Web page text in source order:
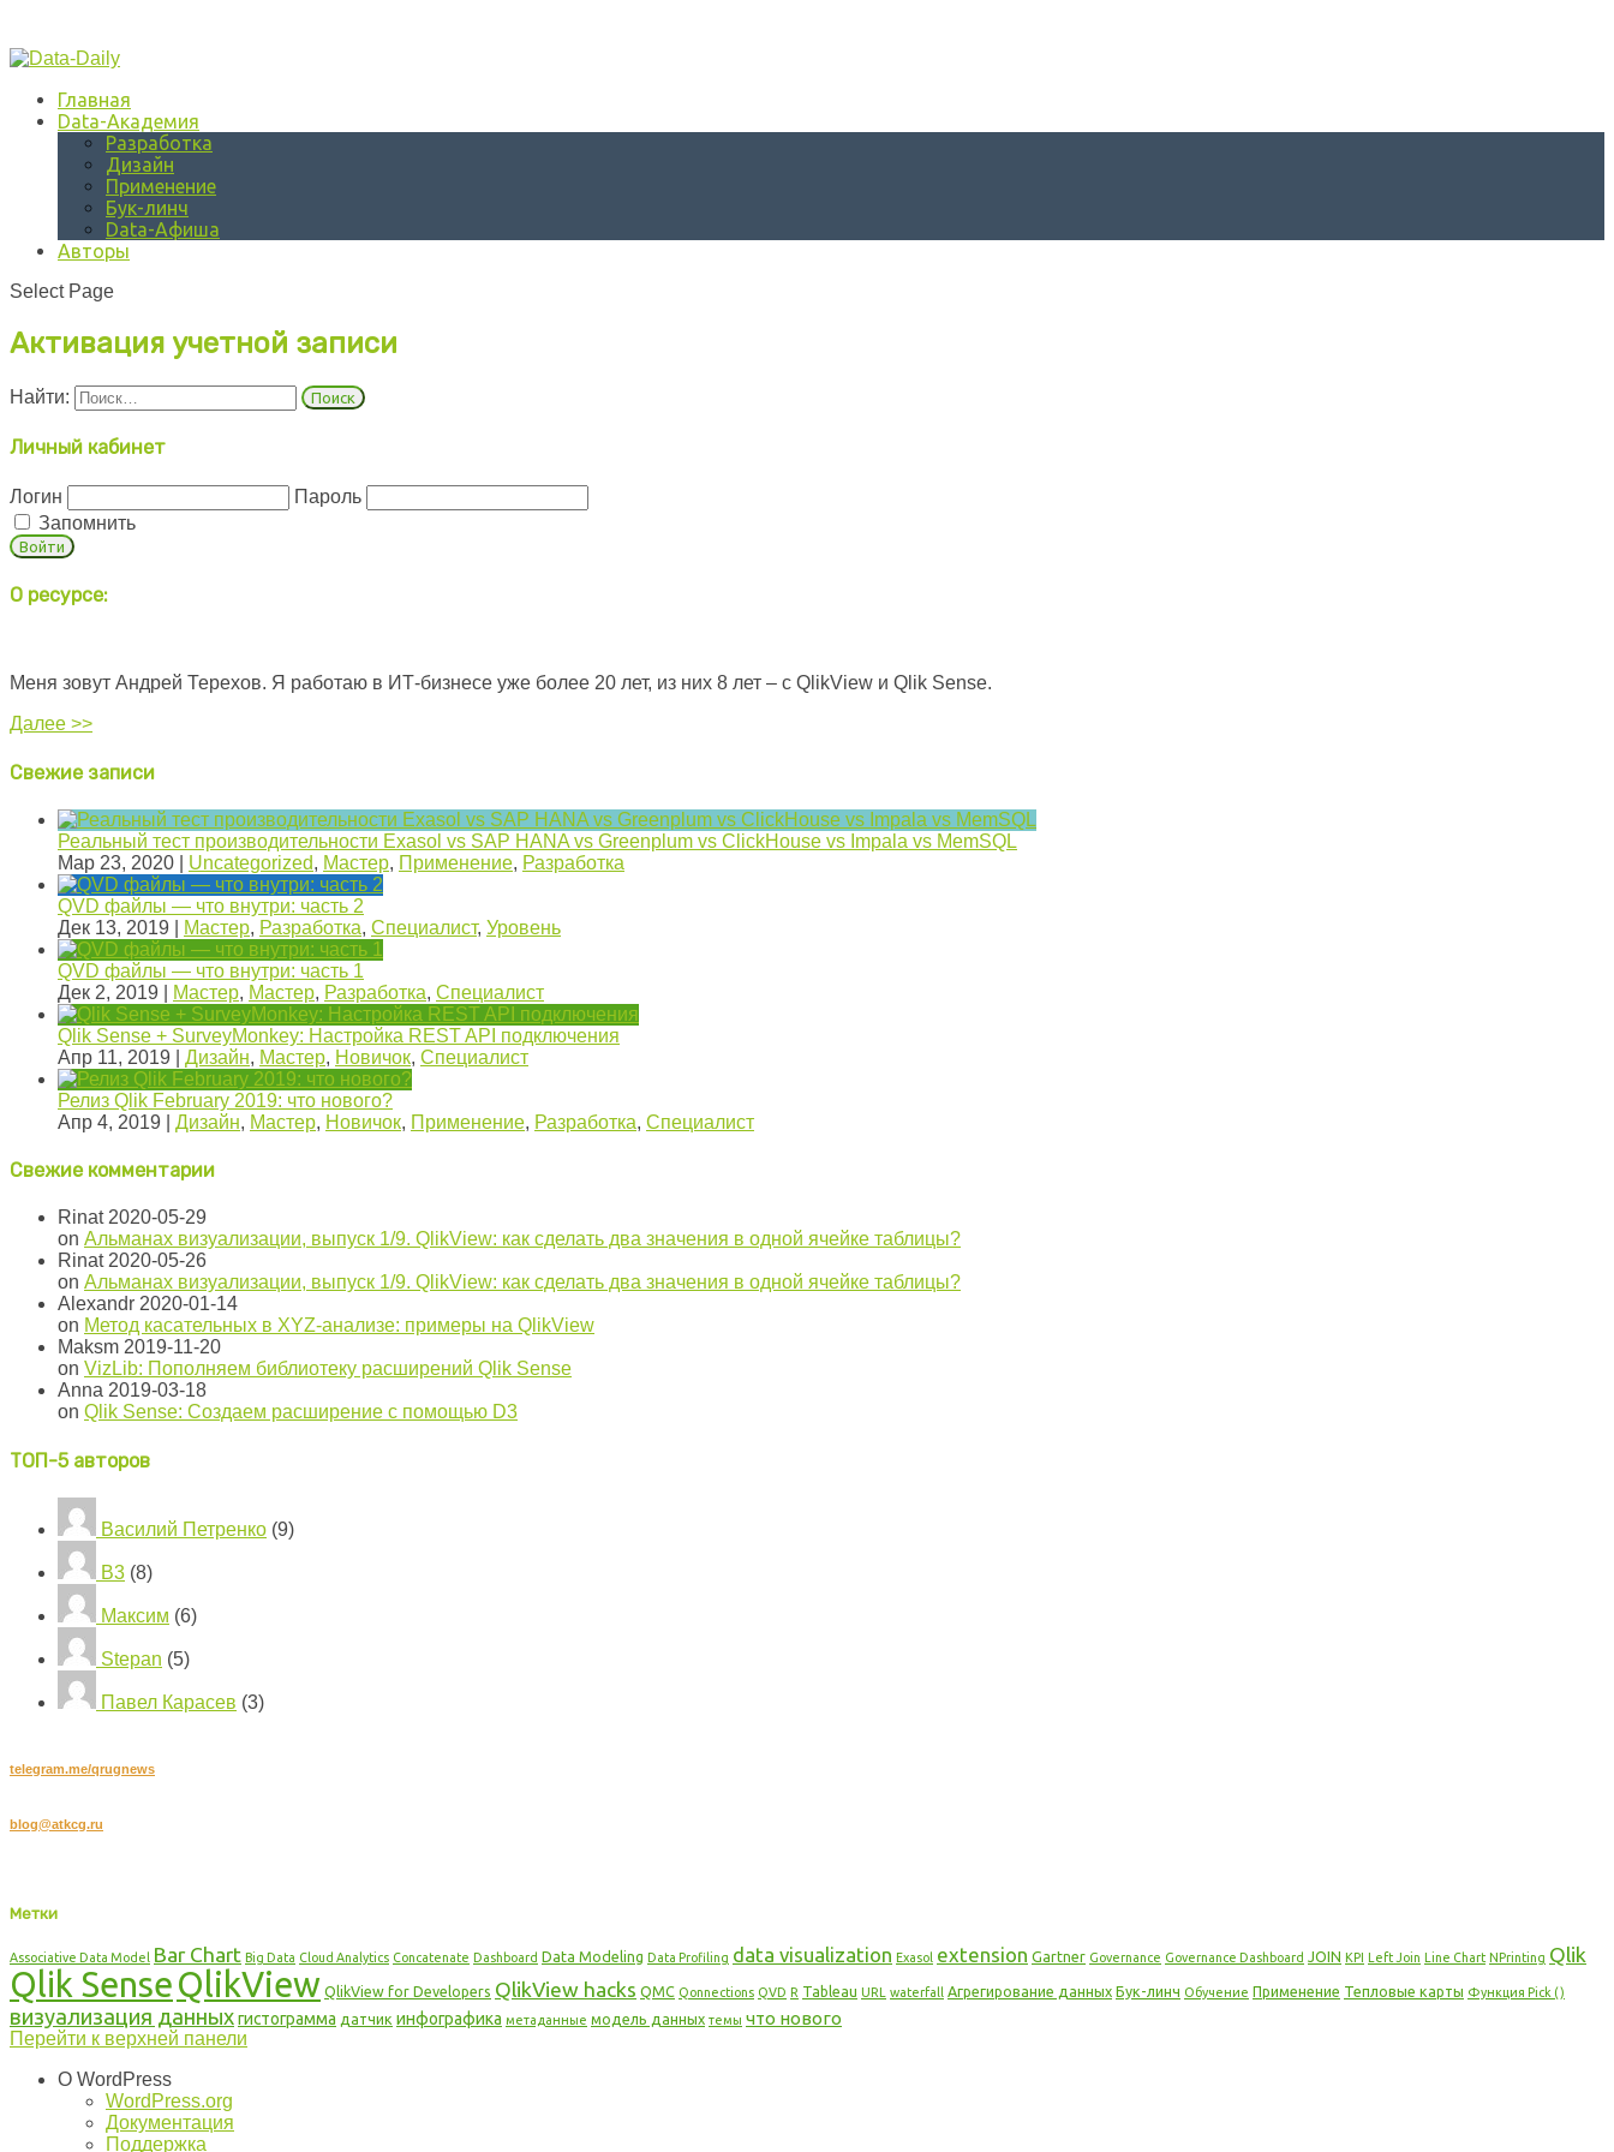
Главная
Data-Академия
Разработка
Дизайн
Применение
Бук-линч
Data-Афиша
Авторы
Select Page
Активация учетной записи
Найти:
Личный кабинет
Логин
Пароль
Запомнить
О ресурсе:
Меня зовут Андрей Терехов. Я работаю в ИТ-бизнесе уже более 20 лет, из них 8 лет – с QlikView и Qlik Sense.
Далее >>
Свежие записи
Реальный тест производительности Exasol vs SAP HANA vs Greenplum vs ClickHouse vs Impala vs MemSQL
Мар 23, 2020
Uncategorized, Мастер, Применение, Разработка
QVD файлы — что внутри: часть 2
Дек 13, 2019
Мастер, Разработка, Специалист, Уровень
QVD файлы — что внутри: часть 1
Дек 2, 2019
Мастер, Мастер, Разработка, Специалист
Qlik Sense + SurveyMonkey: Настройка REST API подключения
Апр 11, 2019
Дизайн, Мастер, Новичок, Специалист
Релиз Qlik February 2019: что нового?
Апр 4, 2019
Дизайн, Мастер, Новичок, Применение, Разработка, Специалист
Свежие комментарии
Rinat 2020-05-29
on Альманах визуализации, выпуск 1/9. QlikView: как сделать два значения в одной ячейке таблицы?
Rinat 2020-05-26
on Альманах визуализации, выпуск 1/9. QlikView: как сделать два значения в одной ячейке таблицы?
Alexandr 2020-01-14
on Метод касательных в XYZ-анализе: примеры на QlikView
Maksm 2019-11-20
on VizLib: Пополняем библиотеку расширений Qlik Sense
Anna 2019-03-18
on Qlik Sense: Создаем расширение с помощью D3
ТОП-5 авторов
Василий Петренко (9)
B3 (8)
Максим (6)
Stepan (5)
Павел Карасев (3)
telegram.me/qrugnews
blog@atkcg.ru
Метки
Associative Data Model Bar Chart Big Data Cloud Analytics Concatenate Dashboard Data Modeling Data Profiling data visualization Exasol extension Gartner Governance Governance Dashboard JOIN KPI Left Join Line Chart NPrinting Qlik
Qlik SenseQlikView QlikView for Developers QlikView hacks QMC Qonnections QVD R Tableau URL waterfall Агрегирование данных Бук-линч Обучение Применение Тепловые карты Функция Pick ()
визуализация данныхгистограмма датчик инфографика метаданные модель данных темы что нового
Перейти к верхней панели
О WordPress
WordPress.org
Документация
Поддержка